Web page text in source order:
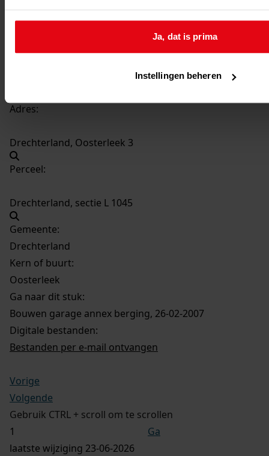
Ja, dat is prima
Instellingen beheren
Datering:
26-02-2007
Bouwen garage annex berging
Adres:
Drechterland, Oosterleek 3
Perceel:
Drechterland, sectie L 1045
Gemeente:
Drechterland
Kern of buurt:
Oosterleek
Ga naar dit stuk:
Bouwen garage annex berging, 26-02-2007
Digitale bestanden:
Bestanden per e-mail ontvangen
Vorige
Volgende
Gebruik CTRL + scroll om te scrollen
Ga
laatste wijziging 23-06-2026